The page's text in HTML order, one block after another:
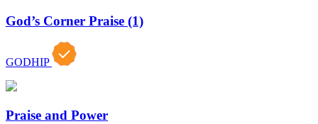
God’s Corner Praise (1)
GODHIP
Praise and Power